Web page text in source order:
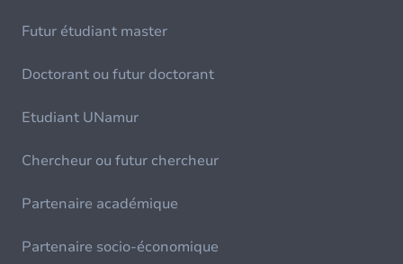
Futur étudiant master
Doctorant ou futur doctorant
Etudiant UNamur
Chercheur ou futur chercheur
Partenaire académique
Partenaire socio-économique